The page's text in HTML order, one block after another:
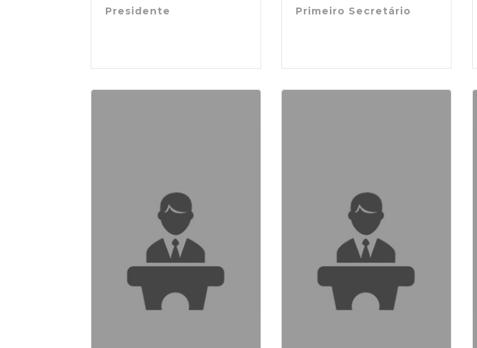
Presidente Primeiro Secretário